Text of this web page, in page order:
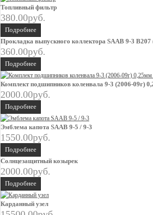
Топливный фильтр
380.00руб.
Подробнее
Прокладка выпускного коллектора SAAB 9-3 B207
360.00руб.
Подробнее
Комплект подшипников коленвала 9-3 (2006-09г)
2000.00руб.
Подробнее
Эмблема капота SAAB 9-5 / 9-3
1550.00руб.
Подробнее
Солнцезащитный козырек
2000.00руб.
Подробнее
Карданный узел